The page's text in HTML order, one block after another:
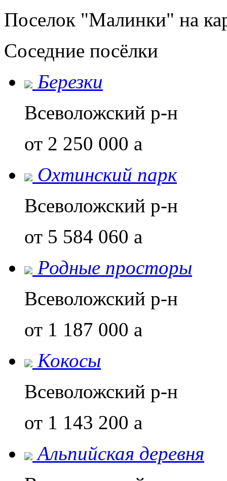
Поселок "Малинки" на
Соседние посёлки
Березки
Всеволожский р-н
от 2 250 000 a
Охтинский парк
Всеволожский р-н
от 5 584 060 a
Родные просторы
Всеволожский р-н
от 1 187 000 a
Кокосы
Всеволожский р-н
от 1 143 200 a
Альпийская деревня